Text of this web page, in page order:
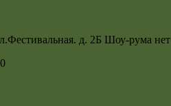
д. 2Б Шоу-рума нет